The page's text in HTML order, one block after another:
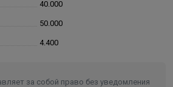
40.000
50.000
4.400
за собой право без уведомления